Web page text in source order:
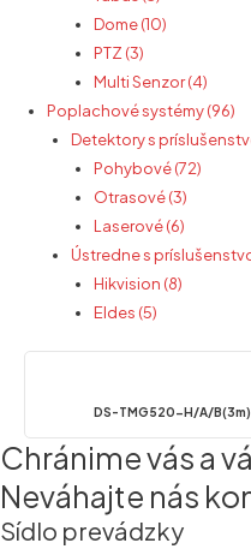
Dome (10)
PTZ (3)
Multi Senzor (4)
Poplachové systémy (96)
Detektory s
Pohybové (72)
Otrasové (3)
Laserové (6)
Ústredne s
Hikvision (8)
Eldes (5)
DS-TMG520-H/A/
Chránime vás a
Neváhajte nás
Sídlo prevádzky